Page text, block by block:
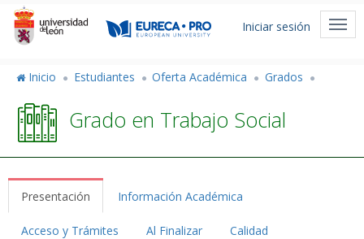
Pasar
contenido
Menú
cuenta
usuario
Iniciar sesión
Inicio Estudiantes Oferta Académica Grados
Grado en Trabajo Social
Presentación Información Académica
Acceso y Trámites Al Finalizar Calidad